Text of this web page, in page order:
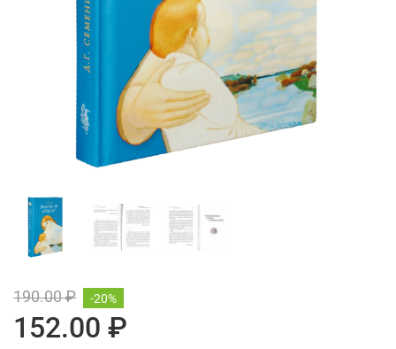
190.00 ₽
152.00 ₽
-20%